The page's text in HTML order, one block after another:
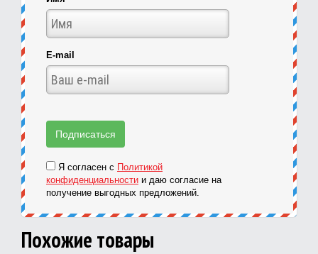
E-mail
Я согласен с Политикой
конфиденциальности и даю согласие на
получение выгодных предложений.
Похожие товары